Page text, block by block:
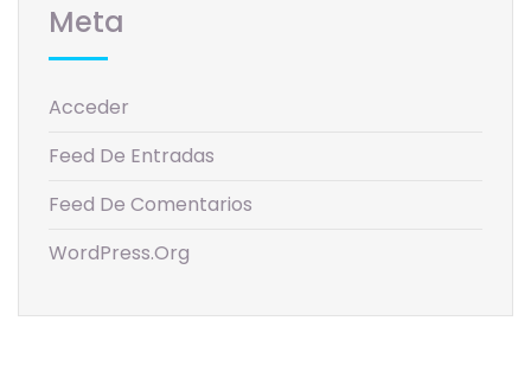
Meta
Acceder
Feed De Entradas
Feed De Comentarios
WordPress.org